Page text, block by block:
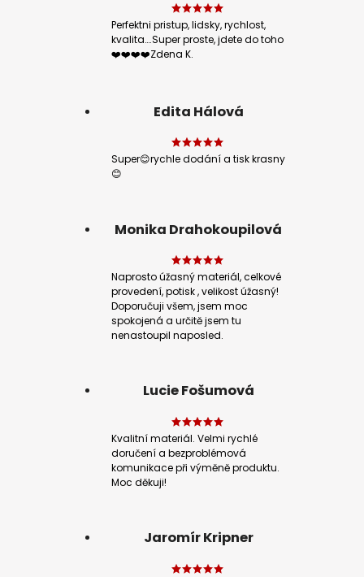
Perfektni pristup, lidsky, rychlost,
kvalita….Super proste, jdete do toho
❤️❤️❤️❤️Zdena K.
Edita Hálová
Super😊rychle dodání a tisk krasny
😊
Monika Drahokoupilová
Naprosto úžasný materiál, celkové
provedení, potisk , velikost úžasný!
Doporučuji všem, jsem moc
spokojená a určitě jsem tu
nenastoupil naposled.
Lucie Fošumová
Kvalitní materiál. Velmi rychlé
doručení a bezproblémová
komunikace při výměně produktu.
Moc děkuji!
Jaromír Kripner